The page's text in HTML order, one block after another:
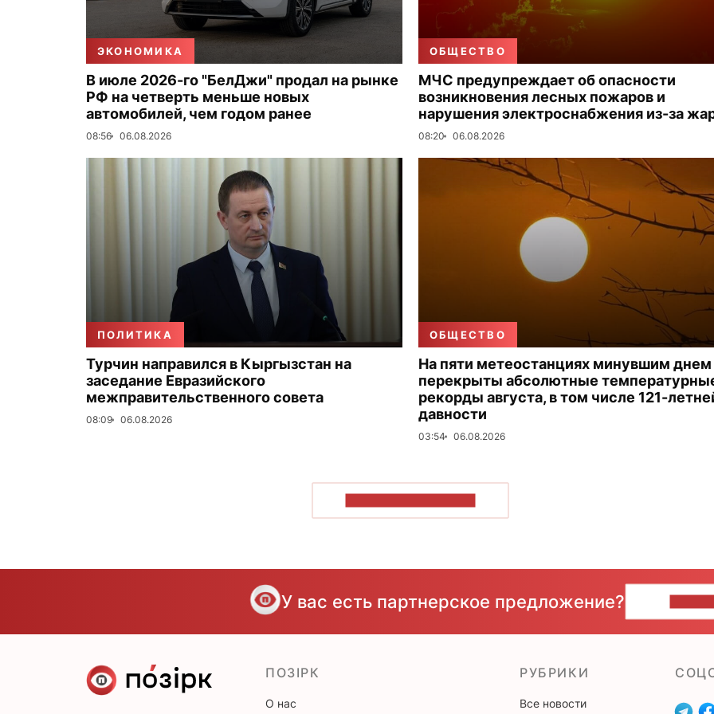
ЭКОНОМИКА
В июле 2026-го "БелДжи" продал на рынке
РФ на четверть меньше новых
автомобилей, чем годом ранее
08:56 06.08.2026
ОБЩЕСТВО
МЧС предупреждает об опасности
возникновения лесных пожаров и
нарушения электроснабжения из-за
08:20 06.08.2026
ПОЛИТИКА
Турчин направился в Кыргызстан на
заседание Евразийского
межправительственного совета
08:09 06.08.2026
ОБЩЕСТВО
На пяти метеостанциях минувшим днем
перекрыты абсолютные
рекорды августа, в том числе 121-
давности
03:54 06.08.2026
У вас есть партнерское предложение?
ПОЗІРК
О нас
РУБРИКИ
Все новости